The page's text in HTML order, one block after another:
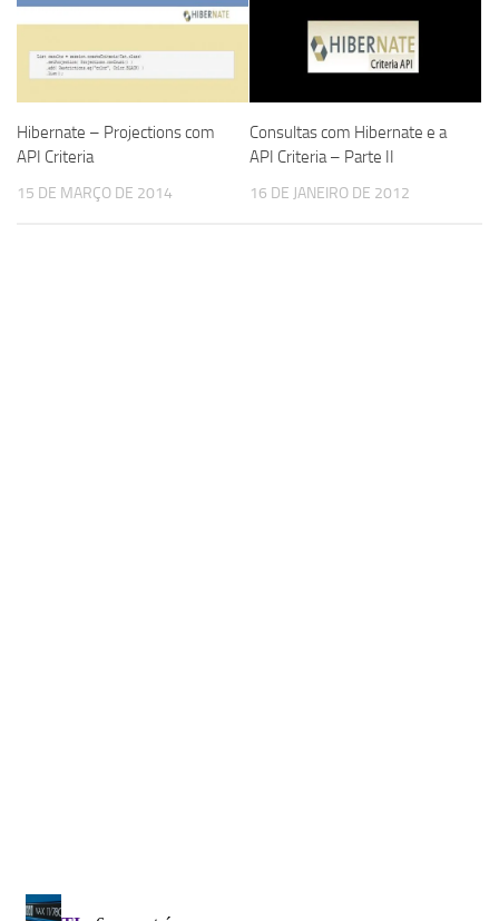
Hibernate – Projections com
API Criteria
15 DE MARÇO DE 2014
Consultas com Hibernate e a
API Criteria – Parte II
16 DE JANEIRO DE 2012